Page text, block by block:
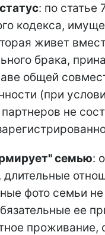
: по статье
кодекса,
живет
брака,
общей
(при
партнеров не
семью:
длительные
фото семьи
ее
проживание,